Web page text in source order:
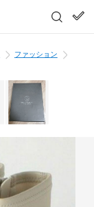
ファッション